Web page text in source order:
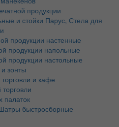
продукции
и стойки Парус, Стела для
продукции настенные
продукции напольные
продукции настольные
зонты
и кафе
палаток
быстросборные